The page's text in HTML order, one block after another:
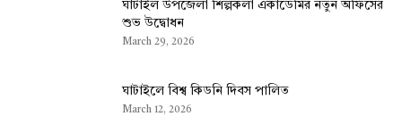
ঘাটাইল উপজেলা শিল্পকলা একাডেমির নতুন অফিসের
শুভ উদ্বোধন
March 29, 2026
ঘাটাইলে বিশ্ব কিডনি দিবস পালিত
March 12, 2026